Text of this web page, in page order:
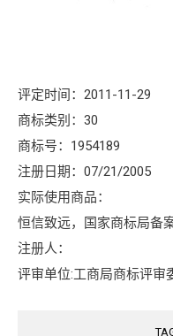
评定时间：2011-11-29
商标类别：30
商标号：1954189
注册日期：07/21/2005
实际使用商品：
恒信致远，国家商标局备
注册人：
评审单位:工商局商标评审